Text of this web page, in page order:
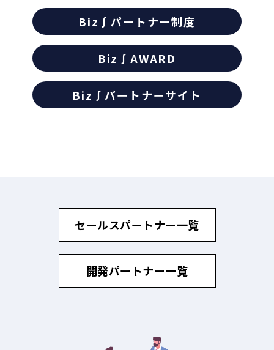
Biz∫パートナー制度
Biz∫AWARD
Biz∫パートナーサイト
セールスパートナー一覧
開発パートナー一覧